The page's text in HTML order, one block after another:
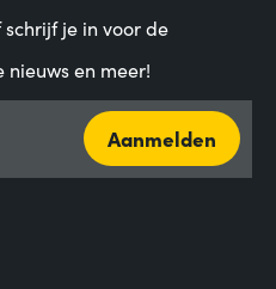
je in voor de
en meer!
Aanmelden